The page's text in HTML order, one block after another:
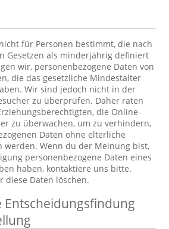
für Personen bestimmt, die nach
Gesetzen als minderjährig definiert
wir, personenbezogene Daten von
die das gesetzliche Mindestalter
Wir sind jedoch nicht in der
zu überprüfen. Daher raten
die Online-
zu überwachen, um zu verhindern,
Daten ohne elterliche
werden. Wenn du der Meinung bist,
personenbezogene Daten eines
haben, kontaktiere uns bitte.
diese Daten löschen.